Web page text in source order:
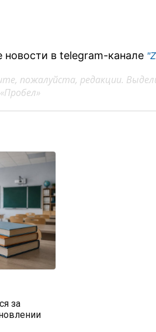
в telegram-канале
пожалуйста, редакции.
за